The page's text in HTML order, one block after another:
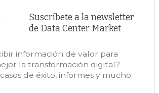
Suscríbete a la newsletter
de Data Center Market
información de valor para
la transformación digital?
de éxito, informes y mucho